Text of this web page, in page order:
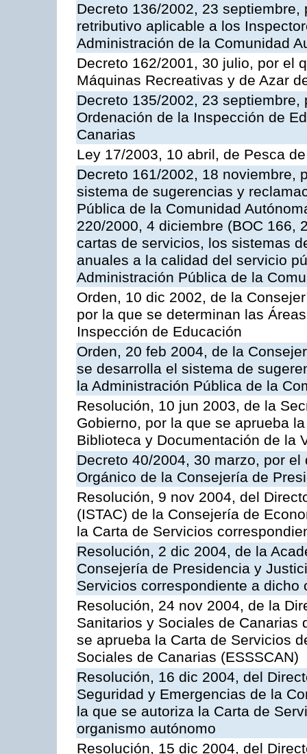
Decreto 136/2002, 23
retributivo aplicable a los
Administración de la Comunidad
Decreto 162/2001, 30 julio, por el
Máquinas Recreativas y de Azar
Decreto 135/2002, 23
Ordenación de la Inspección de
Canarias
Ley 17/2003, 10 abril, de Pesca
Decreto 161/2002, 18 noviembre,
sistema de sugerencias y
Pública de la Comunidad
220/2000, 4 diciembre (BOC 166,
cartas de servicios, los sistemas
anuales a la calidad del servicio
Administración Pública de la
Orden, 10 dic 2002, de la
por la que se determinan las
Inspección de Educación
Orden, 20 feb 2004, de la
se desarrolla el sistema de
la Administración Pública de la
Resolución, 10 jun 2003, de la
Gobierno, por la que se aprueba
Biblioteca y Documentación de la
Decreto 40/2004, 30 marzo, por
Orgánico de la Consejería de
Resolución, 9 nov 2004, del
(ISTAC) de la Consejería de
la Carta de Servicios
Resolución, 2 dic 2004, de la
Consejería de Presidencia y
Servicios correspondiente a dicho
Resolución, 24 nov 2004, de la
Sanitarios y Sociales de Canarias
se aprueba la Carta de Servicios
Sociales de Canarias (ESSSCAN)
Resolución, 16 dic 2004, del
Seguridad y Emergencias de la
la que se autoriza la Carta de
organismo autónomo
Resolución, 15 dic 2004, del